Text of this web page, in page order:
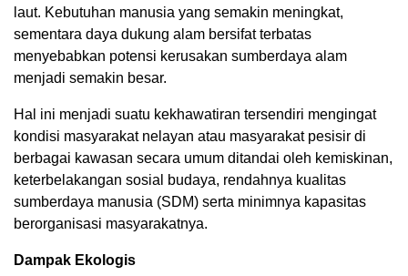
laut. Kebutuhan manusia yang semakin meningkat,
sementara daya dukung alam bersifat terbatas
menyebabkan potensi kerusakan sumberdaya alam
menjadi semakin besar.
Hal ini menjadi suatu kekhawatiran tersendiri mengingat
kondisi masyarakat nelayan atau masyarakat pesisir di
berbagai kawasan secara umum ditandai oleh kemiskinan,
keterbelakangan sosial budaya, rendahnya kualitas
sumberdaya manusia (SDM) serta minimnya kapasitas
berorganisasi masyarakatnya.
Dampak Ekologis